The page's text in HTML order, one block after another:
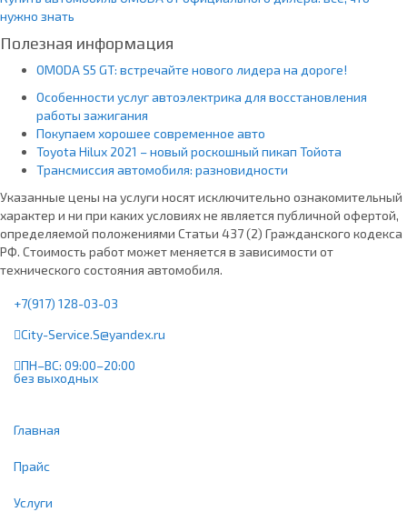
нужно знать
Полезная информация
OMODA S5 GT: встречайте нового лидера на дороге!
Особенности услуг автоэлектрика для восстановления
работы зажигания
Покупаем хорошее современное авто
Toyota Hilux 2021 – новый роскошный пикап Тойота
Трансмиссия автомобиля: разновидности
Указанные цены на услуги носят исключительно ознакомительный
характер и ни при каких условиях не является публичной офертой,
определяемой положениями Статьи 437 (2) Гражданского кодекса
РФ. Стоимость работ может меняется в зависимости от
технического состояния автомобиля.
+7(917) 128-03-03
City-Service.S@yandex.ru
ПН–ВС: 09:00–20:00
без выходных
Главная
Прайс
Услуги